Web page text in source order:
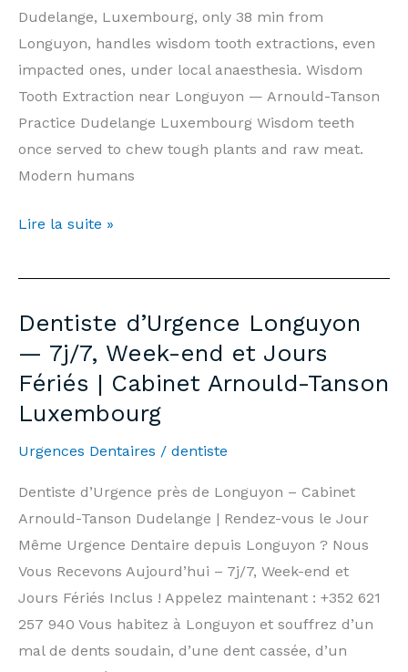
Tanson
Luxembourg
Dudelange, Luxembourg, only 38 min from
Longuyon, handles wisdom tooth extractions, even
impacted ones, under local anaesthesia. Wisdom
Tooth Extraction near Longuyon — Arnould-Tanson
Practice Dudelange Luxembourg Wisdom teeth
once served to chew tough plants and raw meat.
Modern humans
Wisdom
Extraction
—
Prices
&
Information
Arnould-
Tanson
Practice
Luxembourg
Lire la suite »
Dentiste d’Urgence Longuyon
— 7j/7, Week-end et Jours
Fériés | Cabinet Arnould-Tanson
Luxembourg
Urgences Dentaires / dentiste
Dentiste d’Urgence près de Longuyon – Cabinet
Arnould-Tanson Dudelange | Rendez-vous le Jour
Même Urgence Dentaire depuis Longuyon ? Nous
Vous Recevons Aujourd’hui – 7j/7, Week-end et
Jours Fériés Inclus ! Appelez maintenant : +352 621
257 940 Vous habitez à Longuyon et souffrez d’un
mal de dents soudain, d’une dent cassée, d’un